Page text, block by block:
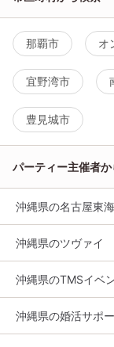
那覇市 オ
宜野湾市
豊見城市
パーティー主催者
沖縄県の名古屋東
沖縄県のツヴァイ
沖縄県のTMSイベ
沖縄県の婚活サポ